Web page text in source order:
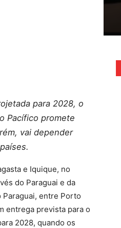
para 2028, o
Pacífico promete
vai depender
e Iquique, no
do Paraguai e da
entre Porto
entrega prevista para o
2028, quando os